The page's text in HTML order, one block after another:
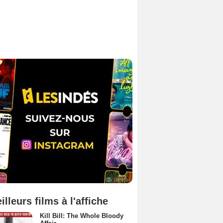
films à l'affiche
Kill Bill: The Whole Bloody